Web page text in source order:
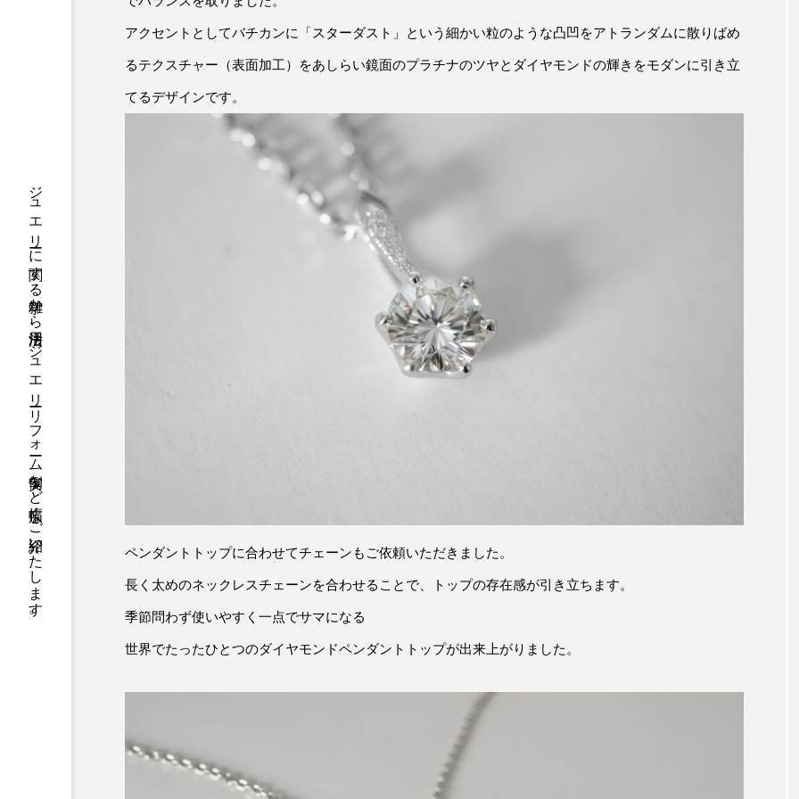
ジュエリーに関する雑学から活用法、ジュエリーリフォーム実例など幅広くご紹介いたします。
アクセントとしてバチカンに「スターダスト」という細かい粒のような凸凹をアトランダムに散りばめ
るテクスチャー（表面加工）をあしらい鏡面のプラチナのツヤとダイヤモンドの輝きをモダンに引き立
てるデザインです。
ペンダントトップに合わせてチェーンもご依頼いただきました。
長く太めのネックレスチェーンを合わせることで、トップの存在感が引き立ちます。
季節問わず使いやすく一点でサマになる
世界でたったひとつのダイヤモンドペンダントトップが出来上がりました。